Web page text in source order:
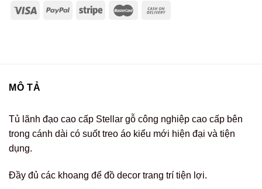
MÔ TẢ
Tủ lãnh đạo cao cấp Stellar gỗ công nghiệp cao cấp bên
trong cánh dài có suốt treo áo kiểu mới hiện đại và tiện
dụng.
Đầy đủ các khoang để đồ decor trang trí tiện lợi.